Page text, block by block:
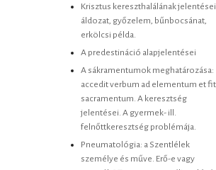
Krisztus kereszthalálának
áldozat, győzelem, bűnbocsánat,
erkölcsi példa.
A predestináció alapjelentései
A sákramentumok meghatározása:
accedit verbum ad elementum et fit
sacramentum. A keresztség
jelentései. A gyermek- ill.
felnőttkeresztség problémája.
Pneumatológia: a Szentlélek
személye és műve. Erő-e vagy